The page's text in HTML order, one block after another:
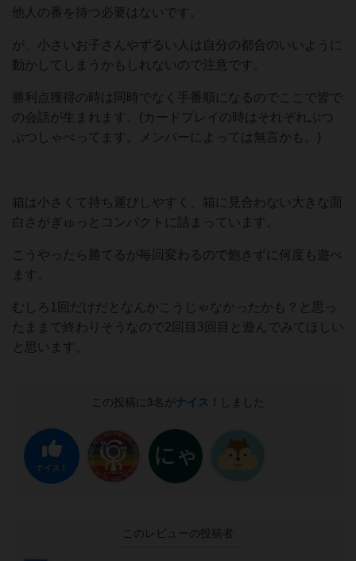
他人の番を待つ必要はないです。
が、小さいお子さんやずるい人は自分の都合のいいように
動かしてしまうかもしれないので注意です。
勝利点獲得の時は同時でなく手番順になるのでここで皆で
の会話が生まれます。(カードプレイの時はそれぞれぶつ
ぶつしゃべってます。メンバーによっては無言かも。)
箱は小さくて持ち運びしやすく、箱に見合わない大きな面
白さがぎゅっとコンパクトに詰まっています。
こうやったら勝てるが毎回変わるので飽きずに何度も遊べ
ます。
むしろ1回だけだとなんかこうじゃなかったかも？と思っ
たままで終わりそうなので2回目3回目と遊んでみてほしい
と思います。
この投稿に 3名がナイス！ しました
ナイス！
このレビューの投稿者